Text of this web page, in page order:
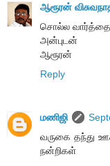
ஆரூரன்
சொல்ல
அன்புடன்
ஆரூரன்
Reply
மணிஜி
வருகை தந்து
நன்றிகள்